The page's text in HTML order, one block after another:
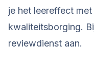
je het leereffect
kwaliteitsborging.
reviewdienst aan.